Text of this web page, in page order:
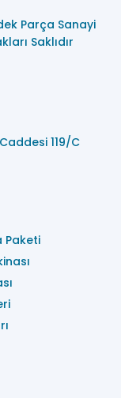
Parça Sanayi
Saklıdır
119/C
Paketi